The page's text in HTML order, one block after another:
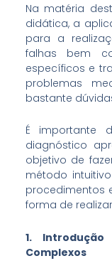
Na matéria
didática, a
para a
falhas bem
específicos e
problemas
bastante
É importante
diagnóstico
objetivo de
método
procedimentos
forma de
1.
Complexos